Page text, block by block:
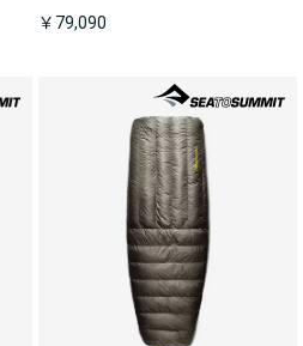
￥79,090